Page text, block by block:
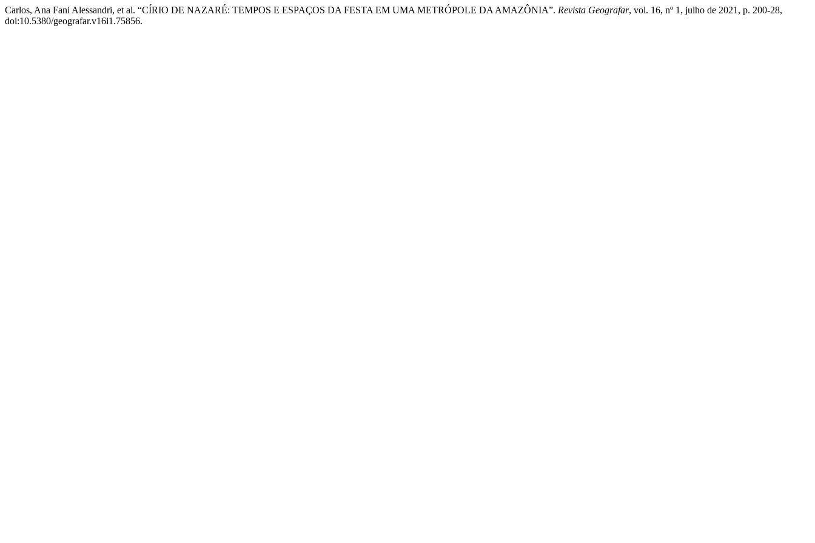
Carlos, Ana Fani Alessandri, et al. “CÍRIO DE NAZARÉ: TEMPOS E ESPAÇOS DA FESTA EM UMA METRÓPOLE DA AMAZÔNIA”. Revista Geografar, vol. 16, nº 1, julho de 2021, p. 200-28,
doi:10.5380/geografar.v16i1.75856.